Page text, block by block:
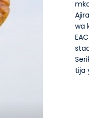
wa
tija